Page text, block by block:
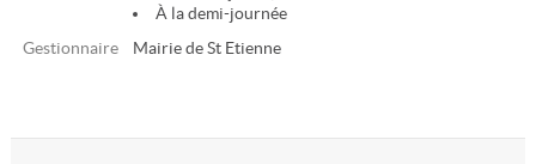
À la demi-journée
Gestionnaire
Mairie de St Etienne